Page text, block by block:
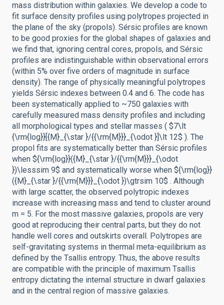
mass distribution within galaxies. We develop a code to
fit surface density profiles using polytropes projected in
the plane of the sky (propols). Sérsic profiles are known
to be good proxies for the global shapes of galaxies and
we find that, ignoring central cores, propols, and Sérsic
profiles are indistinguishable within observational errors
(within 5% over five orders of magnitude in surface
density). The range of physically meaningful polytropes
yields Sérsic indexes between 0.4 and 6. The code has
been systematically applied to ~750 galaxies with
carefully measured mass density profiles and including
all morphological types and stellar masses ( $7\lt
{\rm{log}}[{M}_{\star }/{{\rm{M}}}_{\odot }]\lt 12$ ). The
propol fits are systematically better than Sérsic profiles
when ${\rm{log}}({M}_{\star }/{{\rm{M}}}_{\odot
})\lesssim 9$ and systematically worse when ${\rm{log}}
({M}_{\star }/{{\rm{M}}}_{\odot })\gtrsim 10$ . Although
with large scatter, the observed polytropic indexes
increase with increasing mass and tend to cluster around
m = 5. For the most massive galaxies, propols are very
good at reproducing their central parts, but they do not
handle well cores and outskirts overall. Polytropes are
self-gravitating systems in thermal meta-equilibrium as
defined by the Tsallis entropy. Thus, the above results
are compatible with the principle of maximum Tsallis
entropy dictating the internal structure in dwarf galaxies
and in the central region of massive galaxies.